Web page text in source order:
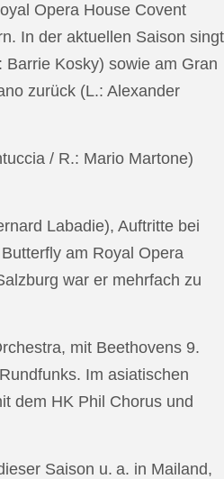
Opera House Covent
In der aktuellen Saison singt
Kosky) sowie am Gran
zurück (L.: Alexander
/ R.: Mario Martone)
Labadie), Auftritte bei
am Royal Opera
war er mehrfach zu
mit Beethovens 9.
Im asiatischen
dem HK Phil Chorus und
Saison u. a. in Mailand,